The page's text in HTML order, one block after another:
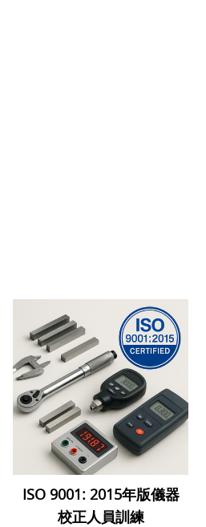
ISO 9001: 2015年版儀器
校正人員訓練